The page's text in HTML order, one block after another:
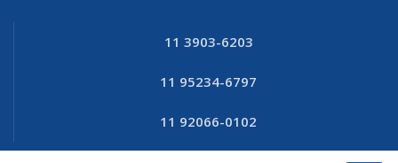
11 3903-6203
11 95234-6797
11 92066-0102